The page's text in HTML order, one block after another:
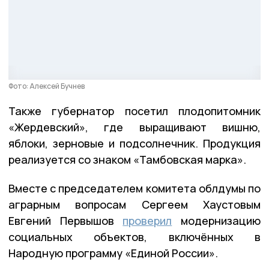
Фото: Алексей Бучнев
Также губернатор посетил плодопитомник
«Жердевский», где выращивают вишню,
яблоки, зерновые и подсолнечник. Продукция
реализуется со знаком «Тамбовская марка».
Вместе с председателем комитета облдумы по
аграрным вопросам Сергеем Хаустовым
Евгений Первышов проверил модернизацию
социальных объектов, включённых в
Народную программу «Единой России».